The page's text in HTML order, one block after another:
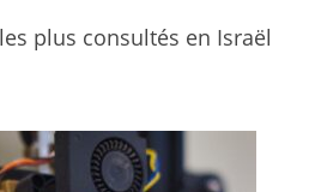
plus consultés en Israël